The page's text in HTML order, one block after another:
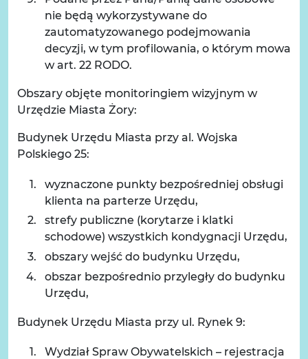
nie będą wykorzystywane do
zautomatyzowanego podejmowania
decyzji, w tym profilowania, o którym mowa
w art. 22 RODO.
Obszary objęte monitoringiem wizyjnym w
Urzędzie Miasta Żory:
Budynek Urzędu Miasta przy al. Wojska
Polskiego 25:
wyznaczone punkty bezpośredniej obsługi
klienta na parterze Urzędu,
strefy publiczne (korytarze i klatki
schodowe) wszystkich kondygnacji Urzędu,
obszary wejść do budynku Urzędu,
obszar bezpośrednio przyległy do budynku
Urzędu,
Budynek Urzędu Miasta przy ul. Rynek 9:
Wydział Spraw Obywatelskich – rejestracja